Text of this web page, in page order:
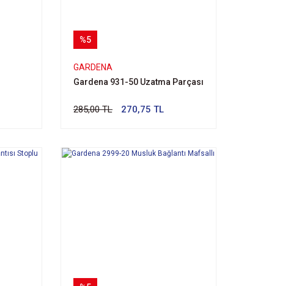
%5
GARDENA
Gardena 931-50 Uzatma Parçası
285,00 TL 270,75 TL